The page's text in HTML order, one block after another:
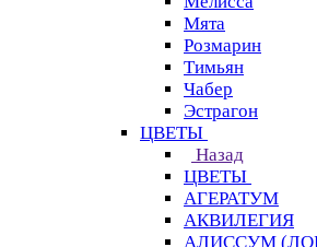
Мята
Розмарин
Тимьян
Чабер
Эстрагон
ЦВЕТЫ
Назад
ЦВЕТЫ
АГЕРАТУМ
АКВИЛЕГИЯ
АЛИССУМ